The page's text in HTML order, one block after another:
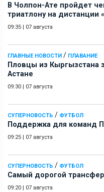
В Чолпон-Ате пройдет
триатлону на дистанции
09:35 | 07 августа
ГЛАВНЫЕ НОВОСТИ / ПЛАВАНИЕ
Пловцы из Кыргызстана
Астане
09:30 | 07 августа
СУПЕРНОВОСТЬ / ФУТБОЛ
Поддержка для команд
09:25 | 07 августа
СУПЕРНОВОСТЬ / ФУТБОЛ
Самый дорогой
09:20 | 07 августа